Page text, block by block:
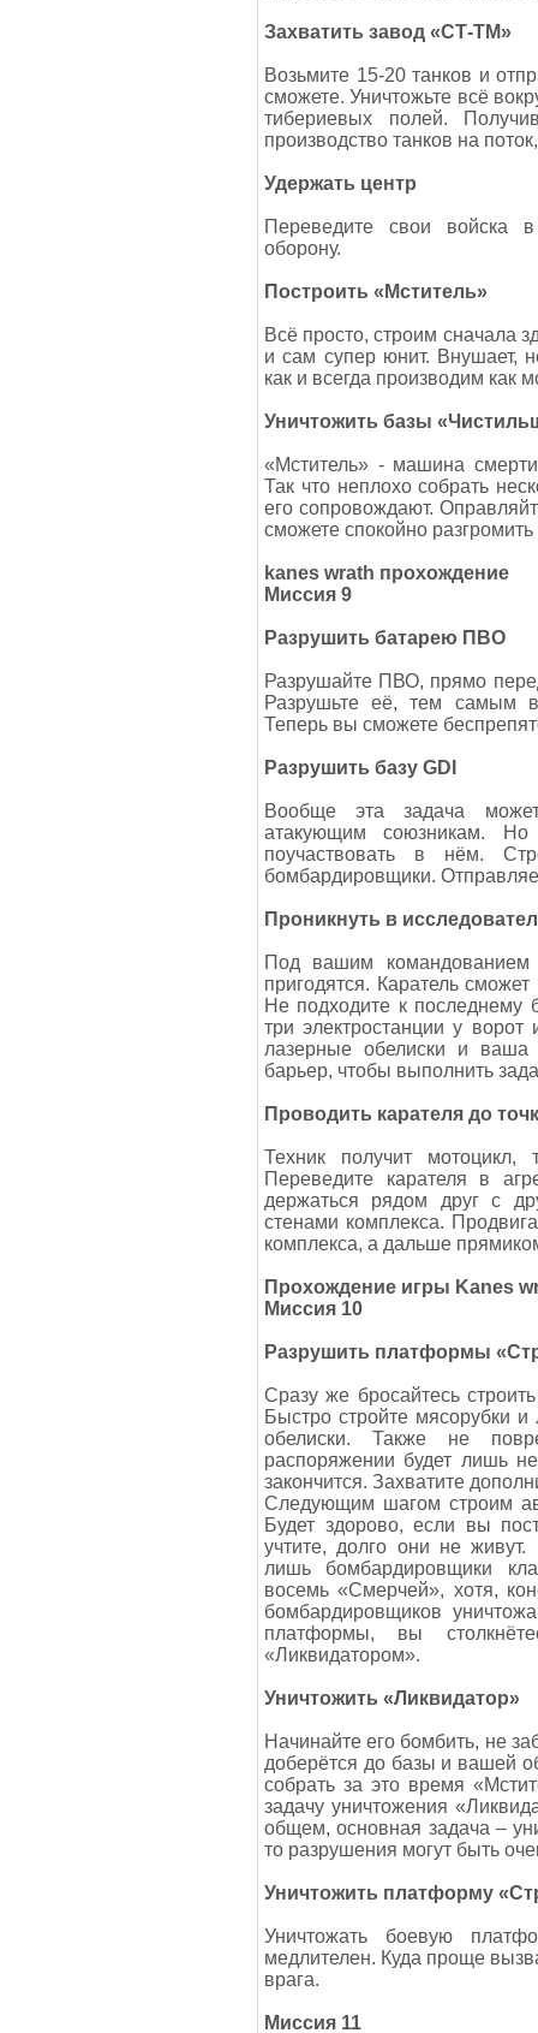
Захватить завод «СТ-ТМ»
Возьмите 15-20 танков и
сможете. Уничтожьте всё
тибериевых полей.
производство танков на
Удержать центр
Переведите свои войска
оборону.
Построить «Мститель»
Всё просто, строим сначала
и сам супер юнит. Внушает,
как и всегда производим как
Уничтожить базы
«Мститель» - машина
Так что неплохо собрать
его сопровождают.
сможете спокойно разгромить
kanes wrath прохождение
Миссия 9
Разрушить батарею ПВО
Разрушайте ПВО, прямо
Разрушьте её, тем самым
Теперь вы сможете
Разрушить базу GDI
Вообще эта задача может
атакующим союзникам.
поучаствовать в нём.
бомбардировщики.
Проникнуть в
Под вашим командованием
пригодятся. Каратель
Не подходите к последнему
три электростанции у
лазерные обелиски и ваша
барьер, чтобы выполнить
Проводить карателя до
Техник получит мотоцикл,
Переведите карателя в
держаться рядом друг с
стенами комплекса.
комплекса, а дальше
Прохождение игры Kanes
Миссия 10
Разрушить платформы
Сразу же бросайтесь
Быстро стройте мясорубки
обелиски. Также не
распоряжении будет лишь
закончится. Захватите
Следующим шагом строим
Будет здорово, если вы
учтите, долго они не
лишь бомбардировщики
восемь «Смерчей», хотя,
бомбардировщиков
платформы, вы
«Ликвидатором».
Уничтожить «Ликвидатор»
Начинайте его бомбить, не
доберётся до базы и вашей
собрать за это время
задачу уничтожения
общем, основная задача –
то разрушения могут быть
Уничтожить платформу
Уничтожать боевую
медлителен. Куда проще
врага.
Миссия 11